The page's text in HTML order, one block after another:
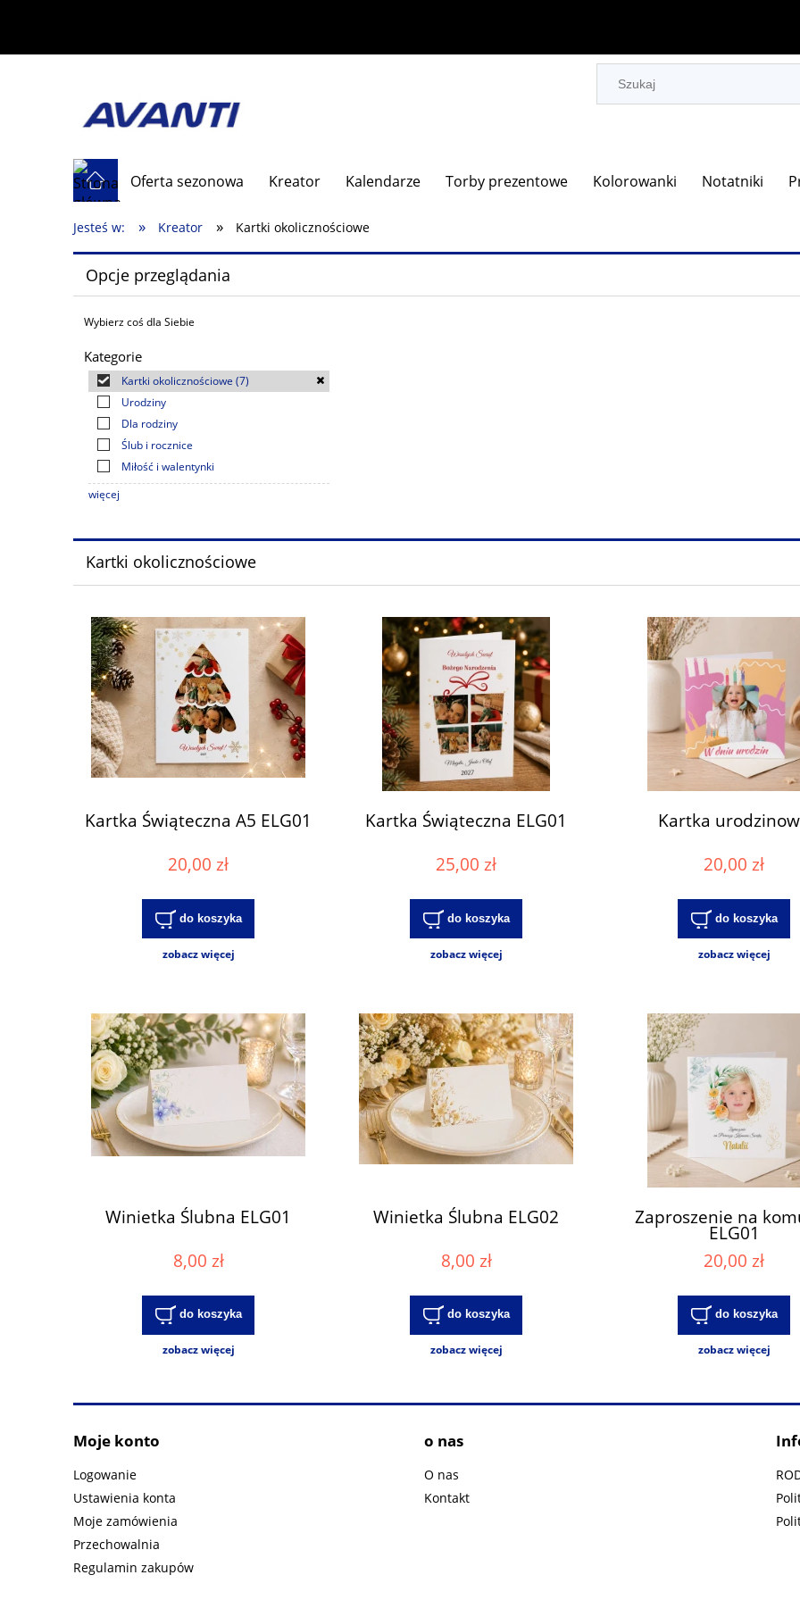
Oferta sezonowa Kreator Kalendarze Torby prezentowe Kolorowanki Notatniki
Jesteś w: » Kreator » Kartki okolicznościowe
Opcje przeglądania
Wybierz coś dla Siebie
Kategorie
Kartki okolicznościowe (7)
Urodziny
Dla rodziny
Ślub i rocznice
Miłość i walentynki
więcej
Kartki okolicznościowe
Kartka Świąteczna A5 ELG01
20,00 zł
do koszyka
zobacz więcej
Kartka Świąteczna ELG01
25,00 zł
do koszyka
zobacz więcej
Kartka
20,00 zł
do koszyka
zobacz więcej
Winietka Ślubna ELG01
8,00 zł
do koszyka
zobacz więcej
Winietka Ślubna ELG02
8,00 zł
do koszyka
zobacz więcej
Zaproszenie na
ELG01
20,00 zł
do koszyka
zobacz więcej
Moje konto
Logowanie
Ustawienia konta
Moje zamówienia
Przechowalnia
Regulamin zakupów
o nas
O nas
Kontakt